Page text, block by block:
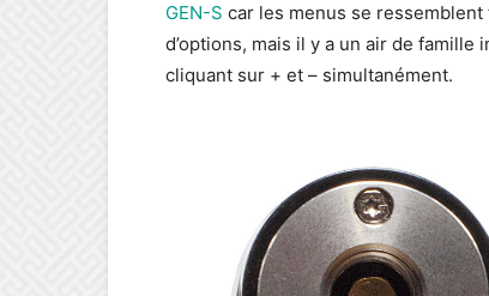
GEN-S car les menus se
d’options, mais il y a un air de
cliquant sur + et – simultanément.